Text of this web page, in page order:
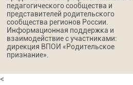
педагогического сообщества и
представителей родительского
сообщества регионов России.
Информационная поддержка и
взаимодействие с участниками:
дирекция ВПОИ «Родительское
признание».
<